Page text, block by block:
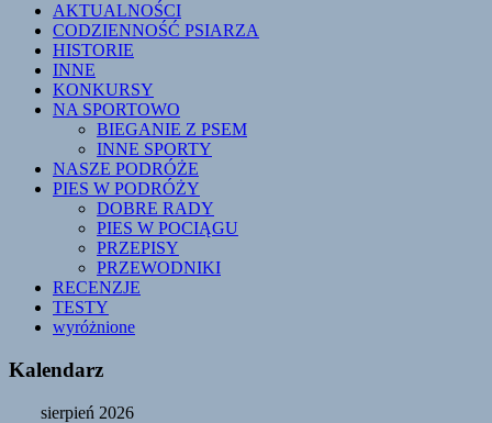
AKTUALNOŚCI
CODZIENNOŚĆ PSIARZA
HISTORIE
INNE
KONKURSY
NA SPORTOWO
BIEGANIE Z PSEM
INNE SPORTY
NASZE PODRÓŻE
PIES W PODRÓŻY
DOBRE RADY
PIES W POCIĄGU
PRZEPISY
PRZEWODNIKI
RECENZJE
TESTY
wyróżnione
Kalendarz
sierpień 2026